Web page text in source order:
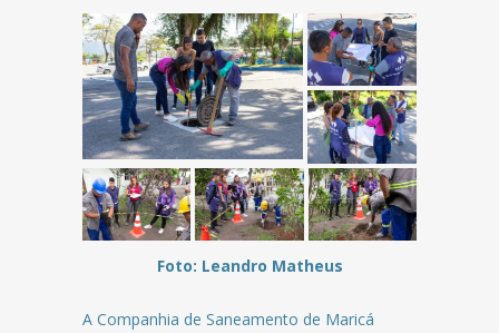
Foto: Leandro Matheus
A Companhia de Saneamento de Maricá